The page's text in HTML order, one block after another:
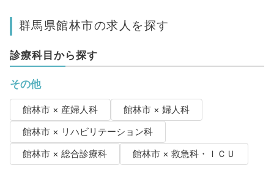
群馬県館林市の求人を探す
診療科目から探す
その他
館林市 × 産婦人科
館林市 × 婦人科
館林市 × リハビリテーション科
館林市 × 総合診療科
館林市 × 救急科・ＩＣＵ